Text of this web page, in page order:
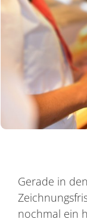
Gerade in
nochmal ein